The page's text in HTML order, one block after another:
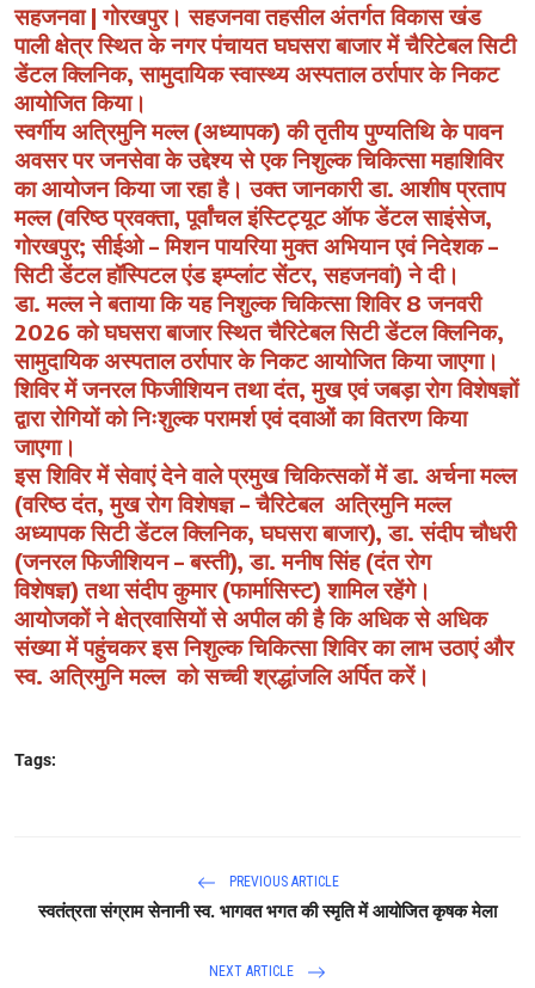
सहजनवा | गोरखपुर। सहजनवा तहसील अंतर्गत विकास खंड
पाली क्षेत्र स्थित के नगर पंचायत घघसरा बाजार में चैरिटेबल सिटी
डेंटल क्लिनिक, सामुदायिक स्वास्थ्य अस्पताल ठर्रापार के निकट
आयोजित किया।
स्वर्गीय अत्रिमुनि मल्ल (अध्यापक) की तृतीय पुण्यतिथि के पावन
अवसर पर जनसेवा के उद्देश्य से एक निशुल्क चिकित्सा महाशिविर
का आयोजन किया जा रहा है। उक्त जानकारी डा. आशीष प्रताप
मल्ल (वरिष्ठ प्रवक्ता, पूर्वांचल इंस्टिट्यूट ऑफ डेंटल साइंसेज,
गोरखपुर; सीईओ – मिशन पायरिया मुक्त अभियान एवं निदेशक –
सिटी डेंटल हॉस्पिटल एंड इम्प्लांट सेंटर, सहजनवां) ने दी।
डा. मल्ल ने बताया कि यह निशुल्क चिकित्सा शिविर 8 जनवरी
2026 को घघसरा बाजार स्थित चैरिटेबल सिटी डेंटल क्लिनिक,
सामुदायिक अस्पताल ठर्रापार के निकट आयोजित किया जाएगा।
शिविर में जनरल फिजीशियन तथा दंत, मुख एवं जबड़ा रोग विशेषज्ञों
द्वारा रोगियों को निःशुल्क परामर्श एवं दवाओं का वितरण किया
जाएगा।
इस शिविर में सेवाएं देने वाले प्रमुख चिकित्सकों में डा. अर्चना मल्ल
(वरिष्ठ दंत, मुख रोग विशेषज्ञ – चैरिटेबल अत्रिमुनि मल्ल
अध्यापक सिटी डेंटल क्लिनिक, घघसरा बाजार), डा. संदीप चौधरी
(जनरल फिजीशियन – बस्ती), डा. मनीष सिंह (दंत रोग
विशेषज्ञ) तथा संदीप कुमार (फार्मासिस्ट) शामिल रहेंगे।
आयोजकों ने क्षेत्रवासियों से अपील की है कि अधिक से अधिक
संख्या में पहुंचकर इस निशुल्क चिकित्सा शिविर का लाभ उठाएं और
स्व. अत्रिमुनि मल्ल को सच्ची श्रद्धांजलि अर्पित करें।
Tags:
PREVIOUS ARTICLE
स्वतंत्रता संग्राम सेनानी स्व. भागवत भगत की स्मृति में आयोजित कृषक मेला
NEXT ARTICLE